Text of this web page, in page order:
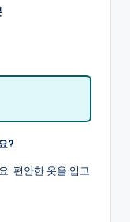
?
. 편안한 옷을 입고